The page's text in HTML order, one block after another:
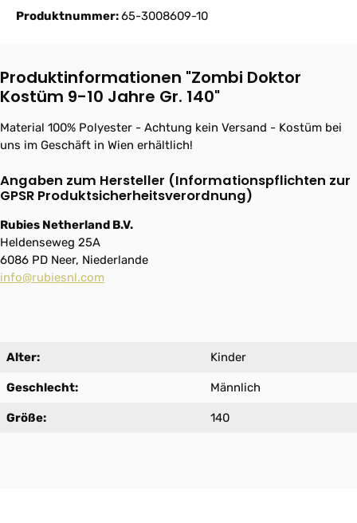
Produktnummer:65-3008609-10
Produktinformationen "Zombi Doktor
Kostüm 9-10 Jahre Gr. 140"
Material 100% Polyester - Achtung kein Versand - Kostüm bei
uns im Geschäft in Wien erhältlich!
Angaben zum Hersteller (Informationspflichten zur
GPSR Produktsicherheitsverordnung)
Rubies Netherland B.V.
Heldenseweg 25A
6086 PD Neer, Niederlande
info@rubiesnl.com
Alter: Kinder
Geschlecht: Männlich
Größe: 140